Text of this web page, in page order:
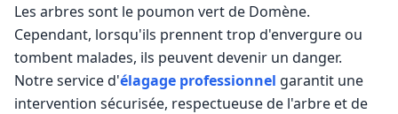
Les arbres sont le poumon vert de Domène.
Cependant, lorsqu'ils prennent trop d'envergure ou
tombent malades, ils peuvent devenir un danger.
Notre service d'élagage professionnel garantit une
intervention sécurisée, respectueuse de l'arbre et de